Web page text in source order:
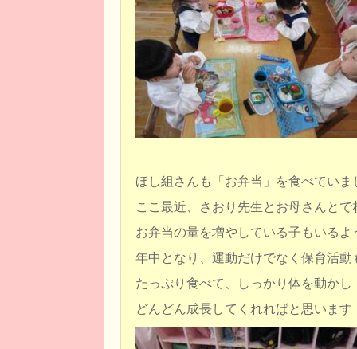
ほし組さんも「お弁当」を食べていま
ここ最近、さおり先生とお母さんとで
お弁当の量を増やしている子もいるよ
年中となり、運動だけでなく保育活
たっぷり食べて、しっかり体を動かし
どんどん成長してくれればと思います